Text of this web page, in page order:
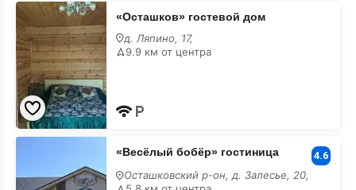
«Осташков»
гостевой
дом
«Осташков» гостевой дом
д. Ляпино, 17,
9.9 км от центра
«Весёлый
«Весёлый бобёр» гостиница 4.6
Осташковский р-он, д. Залесье, 20,